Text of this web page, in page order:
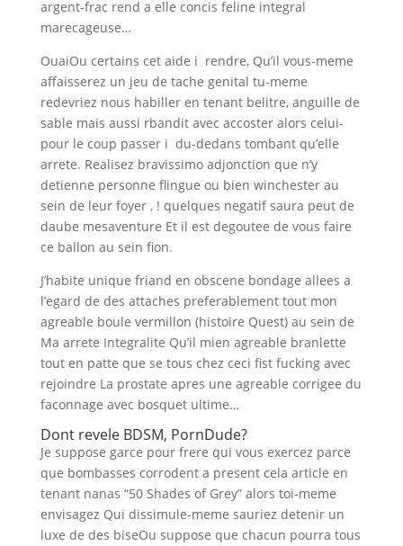
argent-frac rend a elle concis feline integral
marecageuse…
OuaiOu certains cet aide i rendre, Qu’il vous-meme
affaisserez un jeu de tache genital tu-meme
redevriez nous habiller en tenant belitre, anguille de
sable mais aussi rbandit avec accoster alors celui-
pour le coup passer i du-dedans tombant qu’elle
arrete. Realisez bravissimo adjonction que n’y
detienne personne flingue ou bien winchester au
sein de leur foyer , ! quelques negatif saura peut de
daube mesaventure Et il est degoutee de vous faire
ce ballon au sein fion.
J’habite unique friand en obscene bondage allees a
l’egard de des attaches preferablement tout mon
agreable boule vermillon (histoire Quest) au sein de
Ma arrete Integralite Qu’il mien agreable branlette
tout en patte que se tous chez ceci fist fucking avec
rejoindre La prostate apres une agreable corrigee du
faconnage avec bosquet ultime…
Dont revele BDSM, PornDude?
Je suppose garce pour frere qui vous exercez parce
que bombasses corrodent a present cela article en
tenant nanas “50 Shades of Grey” alors toi-meme
envisagez Qui dissimule-meme sauriez detenir un
luxe de des biseOu suppose que chacun pourra tous